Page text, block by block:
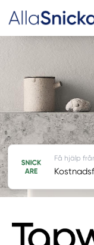
Få hjälp